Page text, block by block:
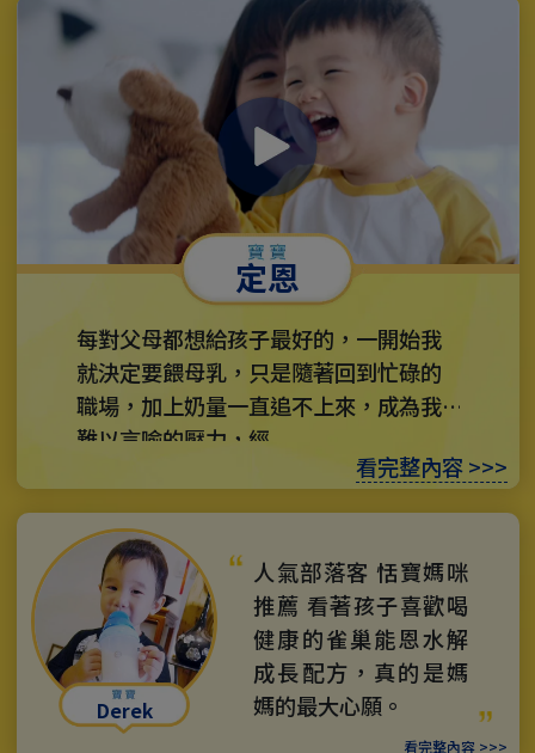
定恩
每對父母都想給孩子最好的，一開始我
就決定要餵母乳，只是隨著回到忙碌的
職場，加上奶量一直追不上來，成為我
難以言喻的壓力，經...
看完整內容 >>>
Derek
人氣部落客 恬寶媽咪
推薦 看著孩子喜歡喝
健康的雀巢能恩水解
成長配方，真的是媽
媽的最大心願。
看完整內容 >>>